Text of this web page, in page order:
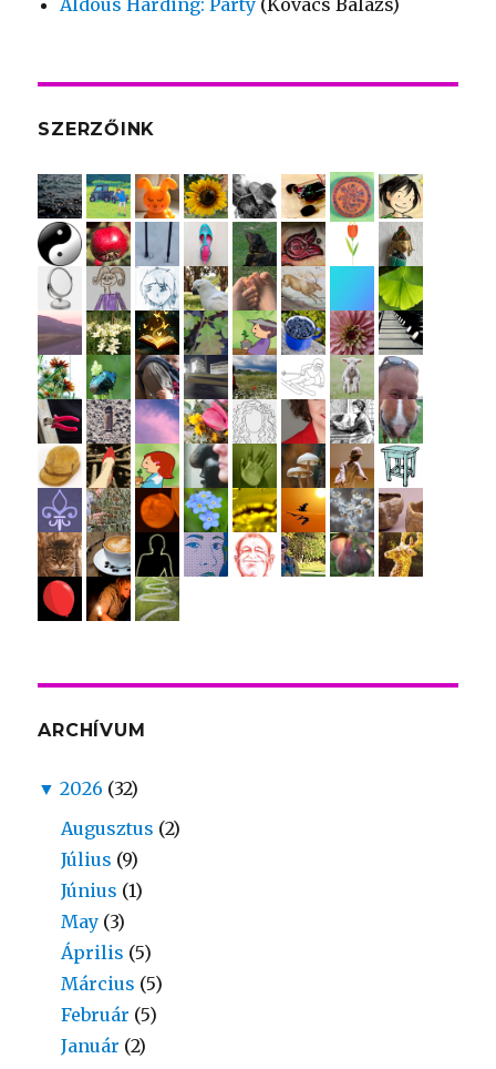
Aldous Harding: Party (Kovács Balázs)
SZERZŐINK
ARCHÍVUM
▼ 2026 (32)
Augusztus (2)
Július (9)
Június (1)
May (3)
Április (5)
Március (5)
Február (5)
Január (2)